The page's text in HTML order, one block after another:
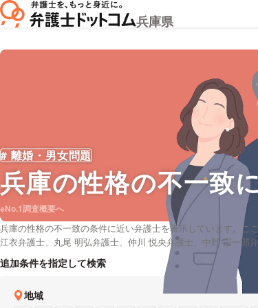
兵庫県
# 離婚・男女問題
兵庫の性格の不一致
※No.1調査概要へ
兵庫の性格の不一致の条件に近い弁護士を表示しています。
江衣弁護士、丸尾 明弘弁護士、仲川 悦央弁護士、中野 宗一郎
ら、口コミや評判・土日祝日の休日法律相談や無料相談の可否
追加条件を指定して検索
地域